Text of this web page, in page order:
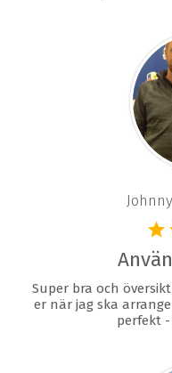
Super bra och
er när jag ska
perfekt